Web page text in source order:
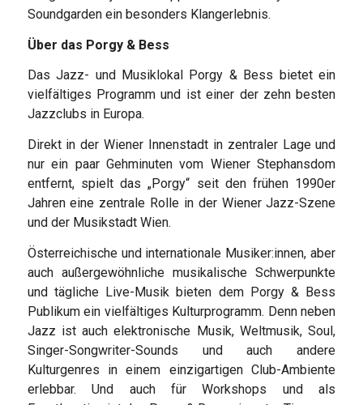
Soundgarden ein besonders Klangerlebnis.
Über das Porgy & Bess
Das Jazz- und Musiklokal Porgy & Bess bietet ein
vielfältiges Programm und ist einer der zehn besten
Jazzclubs in Europa.
Direkt in der Wiener Innenstadt in zentraler Lage und
nur ein paar Gehminuten vom Wiener Stephansdom
entfernt, spielt das „Porgy“ seit den frühen 1990er
Jahren eine zentrale Rolle in der Wiener Jazz-Szene
und der Musikstadt Wien.
Österreichische und internationale Musiker:innen, aber
auch außergewöhnliche musikalische Schwerpunkte
und tägliche Live-Musik bieten dem Porgy & Bess
Publikum ein vielfältiges Kulturprogramm. Denn neben
Jazz ist auch elektronische Musik, Weltmusik, Soul,
Singer-Songwriter-Sounds und auch andere
Kulturgenres in einem einzigartigen Club-Ambiente
erlebbar. Und auch für Workshops und als